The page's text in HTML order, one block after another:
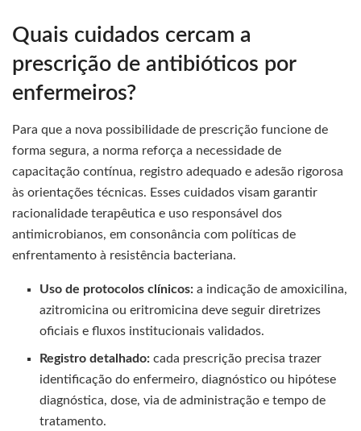
Quais cuidados cercam a
prescrição de antibióticos por
enfermeiros?
Para que a nova possibilidade de prescrição funcione de
forma segura, a norma reforça a necessidade de
capacitação contínua, registro adequado e adesão rigorosa
às orientações técnicas. Esses cuidados visam garantir
racionalidade terapêutica e uso responsável dos
antimicrobianos, em consonância com políticas de
enfrentamento à resistência bacteriana.
Uso de protocolos clínicos: a indicação de amoxicilina,
azitromicina ou eritromicina deve seguir diretrizes
oficiais e fluxos institucionais validados.
Registro detalhado: cada prescrição precisa trazer
identificação do enfermeiro, diagnóstico ou hipótese
diagnóstica, dose, via de administração e tempo de
tratamento.